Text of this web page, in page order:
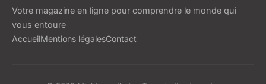
Votre magazine en ligne pour comprendre le monde qui
vous entoure
AccueilMentions légalesContact